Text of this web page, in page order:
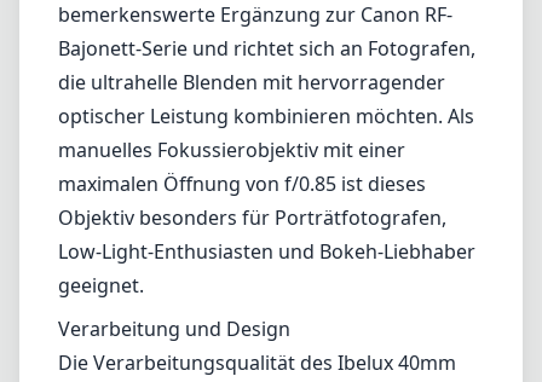
bemerkenswerte Ergänzung zur Canon RF-
Bajonett-Serie und richtet sich an Fotografen,
die ultrahelle Blenden mit hervorragender
optischer Leistung kombinieren möchten. Als
manuelles Fokussierobjektiv mit einer
maximalen Öffnung von f/0.85 ist dieses
Objektiv besonders für Porträtfotografen,
Low-Light-Enthusiasten und Bokeh-Liebhaber
geeignet.
Verarbeitung und Design
Die Verarbeitungsqualität des Ibelux 40mm